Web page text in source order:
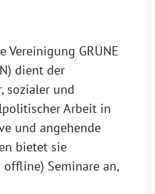
Vereinigung GRÜNE
dient der
sozialer und
Arbeit in
und angehende
bietet sie
Seminare an,